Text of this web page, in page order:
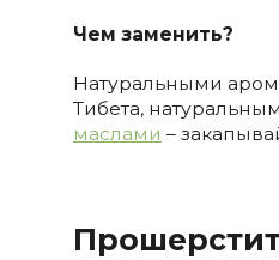
Чем заменить?
Натуральными
Тибета,
маслами –